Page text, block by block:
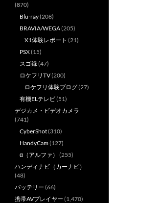
(870)
Blu-ray(208)
BRAVIA/WEGA(205)
X1体験レポート (21)
PSX(15)
スゴ録(47)
ロケフリTV(200)
ロケフリ体験ブログ(27)
有機ELテレビ(51)
デジカメ・ビデオカメラ
(741)
CyberShot(310)
HandyCam(127)
α（アルファ） (255)
ハンディナビ（カーナビ）
(48)
バッテリー (66)
携帯AVプレイヤー (1,470)